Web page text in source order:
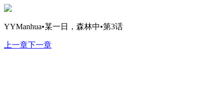
YYManhua•某一日，森林中•第3话
上一章下一章